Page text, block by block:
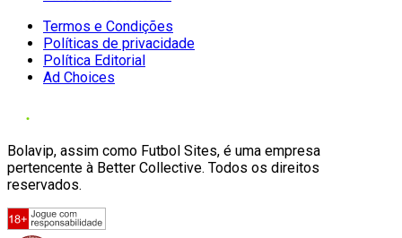
Termos e Condições
Políticas de privacidade
Política Editorial
Ad Choices
Bolavip, assim como Futbol Sites, é uma empresa
pertencente à Better Collective. Todos os direitos
reservados.